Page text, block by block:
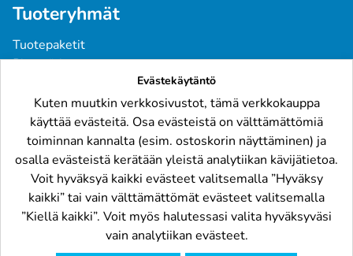
Tuoteryhmät
Tuotepaketit
Pintavärit
Pohjatuotteet
Tarvikkeet
Raskaskalusto
Löydät meidät
Evästekäytäntö
Kuten muutkin verkkosivustot, tämä verkkokauppa
käyttää evästeitä. Osa evästeistä on välttämättömiä
toiminnan kannalta (esim. ostoskorin näyttäminen) ja
osalla evästeistä kerätään yleistä analytiikan kävijätietoa.
Voit hyväksyä kaikki evästeet valitsemalla ”Hyväksy
kaikki” tai vain välttämättömät evästeet valitsemalla
”Kiellä kaikki”. Voit myös halutessasi valita hyväksyväsi
vain analytiikan evästeet.